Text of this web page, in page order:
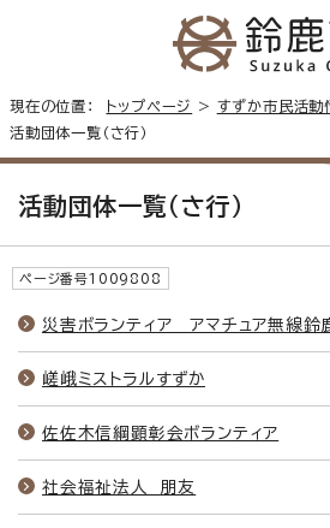
現在の位置： トップページ > すずか市民活動
活動団体一覧（さ行）
活動団体一覧（さ行）
ページ番号1009808
災害ボランティア アマチュア無線鈴
嵯峨ミストラルすずか
佐佐木信綱顕彰会ボランティア
社会福祉法人 朋友